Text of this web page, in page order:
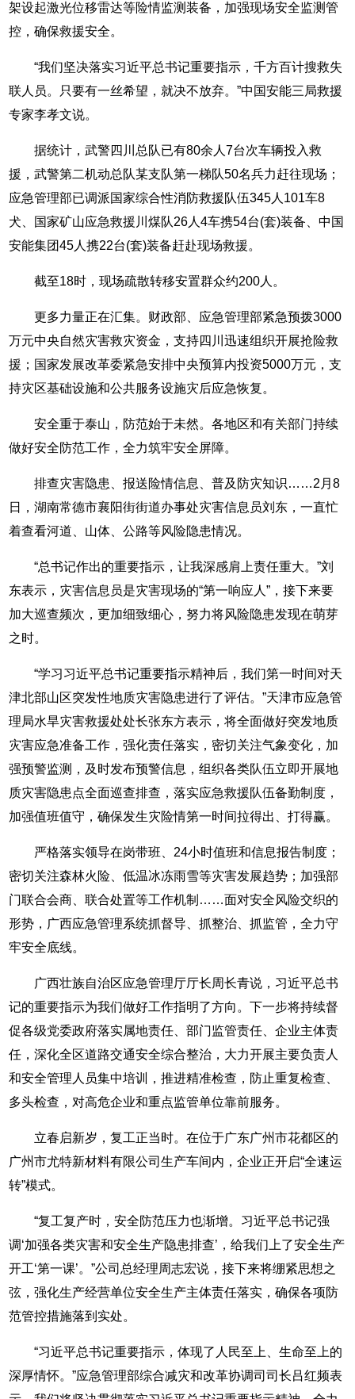
架设起激光位移雷达等险情监测装备，加强现场安全监测管
控，确保救援安全。
“我们坚决落实习近平总书记重要指示，千方百计搜救失
联人员。只要有一丝希望，就决不放弃。”中国安能三局救援
专家李孝文说。
据统计，武警四川总队已有80余人7台次车辆投入救
援，武警第二机动总队某支队第一梯队50名兵力赶往现场；
应急管理部已调派国家综合性消防救援队伍345人101车8
犬、国家矿山应急救援川煤队26人4车携54台(套)装备、中国
安能集团45人携22台(套)装备赶赴现场救援。
截至18时，现场疏散转移安置群众约200人。
更多力量正在汇集。财政部、应急管理部紧急预拨3000
万元中央自然灾害救灾资金，支持四川迅速组织开展抢险救
援；国家发展改革委紧急安排中央预算内投资5000万元，支
持灾区基础设施和公共服务设施灾后应急恢复。
安全重于泰山，防范始于未然。各地区和有关部门持续
做好安全防范工作，全力筑牢安全屏障。
排查灾害隐患、报送险情信息、普及防灾知识……2月8
日，湖南常德市襄阳街街道办事处灾害信息员刘东，一直忙
着查看河道、山体、公路等风险隐患情况。
“总书记作出的重要指示，让我深感肩上责任重大。”刘
东表示，灾害信息员是灾害现场的“第一响应人”，接下来要
加大巡查频次，更加细致细心，努力将风险隐患发现在萌芽
之时。
“学习习近平总书记重要指示精神后，我们第一时间对天
津北部山区突发性地质灾害隐患进行了评估。”天津市应急管
理局水旱灾害救援处处长张东方表示，将全面做好突发地质
灾害应急准备工作，强化责任落实，密切关注气象变化，加
强预警监测，及时发布预警信息，组织各类队伍立即开展地
质灾害隐患点全面巡查排查，落实应急救援队伍备勤制度，
加强值班值守，确保发生灾险情第一时间拉得出、打得赢。
严格落实领导在岗带班、24小时值班和信息报告制度；
密切关注森林火险、低温冰冻雨雪等灾害发展趋势；加强部
门联合会商、联合处置等工作机制……面对安全风险交织的
形势，广西应急管理系统抓督导、抓整治、抓监管，全力守
牢安全底线。
广西壮族自治区应急管理厅厅长周长青说，习近平总书
记的重要指示为我们做好工作指明了方向。下一步将持续督
促各级党委政府落实属地责任、部门监管责任、企业主体责
任，深化全区道路交通安全综合整治，大力开展主要负责人
和安全管理人员集中培训，推进精准检查，防止重复检查、
多头检查，对高危企业和重点监管单位靠前服务。
立春启新岁，复工正当时。在位于广东广州市花都区的
广州市尤特新材料有限公司生产车间内，企业正开启“全速运
转”模式。
“复工复产时，安全防范压力也渐增。习近平总书记强
调‘加强各类灾害和安全生产隐患排查’，给我们上了安全生产
开工‘第一课’。”公司总经理周志宏说，接下来将绷紧思想之
弦，强化生产经营单位安全生产主体责任落实，确保各项防
范管控措施落到实处。
“习近平总书记重要指示，体现了人民至上、生命至上的
深厚情怀。”应急管理部综合减灾和改革协调司司长吕红频表